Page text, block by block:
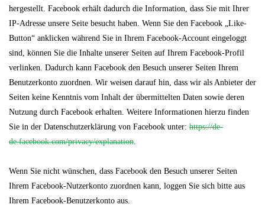
hergestellt. Facebook erhält dadurch die Information, dass Sie mit Ihrer
IP-Adresse unsere Seite besucht haben. Wenn Sie den Facebook „Like-
Button“ anklicken während Sie in Ihrem Facebook-Account eingeloggt
sind, können Sie die Inhalte unserer Seiten auf Ihrem Facebook-Profil
verlinken. Dadurch kann Facebook den Besuch unserer Seiten Ihrem
Benutzerkonto zuordnen. Wir weisen darauf hin, dass wir als Anbieter der
Seiten keine Kenntnis vom Inhalt der übermittelten Daten sowie deren
Nutzung durch Facebook erhalten. Weitere Informationen hierzu finden
Sie in der Datenschutzerklärung von Facebook unter: https://de-
de.facebook.com/privacy/explanation.
Wenn Sie nicht wünschen, dass Facebook den Besuch unserer Seiten
Ihrem Facebook-Nutzerkonto zuordnen kann, loggen Sie sich bitte aus
Ihrem Facebook-Benutzerkonto aus.